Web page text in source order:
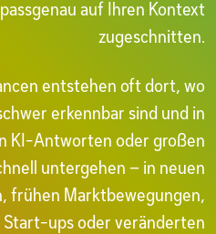
auf Ihren Kontext
zugeschnitten.
entstehen oft dort, wo
erkennbar sind und in
KI-Antworten oder großen
untergehen – in neuen
frühen Marktbewegungen,
ups oder veränderten